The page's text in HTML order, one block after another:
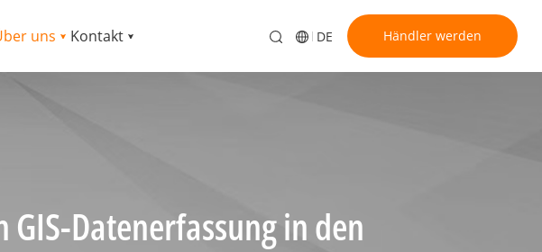
uns Kontakt DE Händler werden
Datenerfassung in den